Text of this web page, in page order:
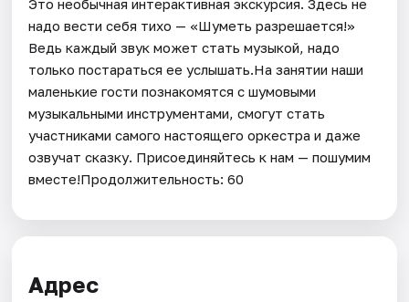
Это необычная интерактивная экскурсия. Здесь не
надо вести себя тихо — «Шуметь разрешается!»
Ведь каждый звук может стать музыкой, надо
только постараться ее услышать.На занятии наши
маленькие гости познакомятся с шумовыми
музыкальными инструментами, смогут стать
участниками самого настоящего оркестра и даже
озвучат сказку. Присоединяйтесь к нам — пошумим
вместе!Продолжительность: 60
Адрес